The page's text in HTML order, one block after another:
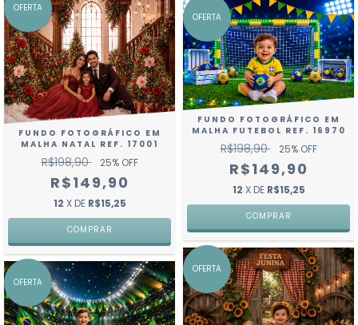
OFERTA
FUNDO FOTOGRÁFICO EM
MALHA NATAL REF. 17001
R$198,90 25% OFF
R$149,90
12 X DE R$15,25
COMPRAR
OFERTA
FUNDO FOTOGRÁFICO EM
MALHA FUTEBOL REF. 16970
R$198,90 25% OFF
R$149,90
12 X DE R$15,25
COMPRAR
OFERTA
OFERTA